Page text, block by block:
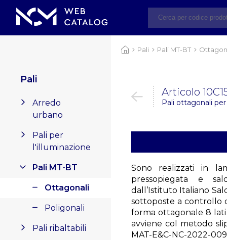
Pali
Arredo
urbano
Pali per
l'illuminazione
Pali MT-BT
Ottagonali
Poligonali
Pali ribaltabili
Pali Pali MT-BT
Articolo
Pali ottagonali
Sono realizzati in
pressopiegata e
dall’Istituto Italiano
sottoposte a controllo
forma ottagonale 8
avviene col metodo
MAT-E&C-NC-2022-